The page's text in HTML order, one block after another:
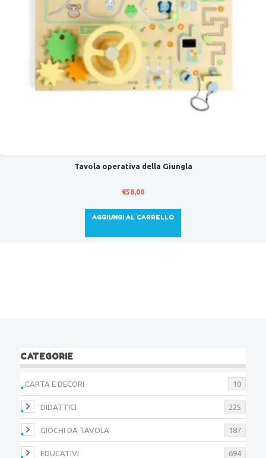
Tavola operativa della Giungla
€58,00
AGGIUNGI AL CARRELLO
CATEGORIE
CARTA E DECORI 10
DIDATTICI 225
GIOCHI DA TAVOLA 187
EDUCATIVI 694